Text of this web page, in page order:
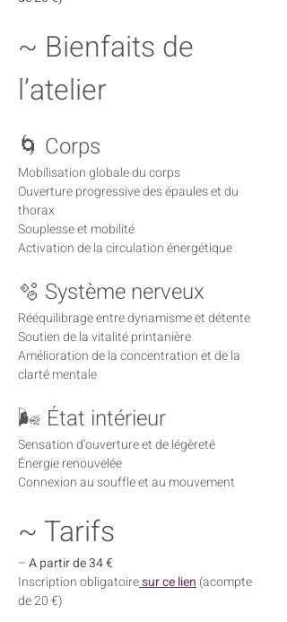
~ Bienfaits de
l’atelier
🌀 Corps
Mobilisation globale du corps
Ouverture progressive des épaules et du
thorax
Souplesse et mobilité
Activation de la circulation énergétique
🫧 Système nerveux
Rééquilibrage entre dynamisme et détente
Soutien de la vitalité printanière
Amélioration de la concentration et de la
clarté mentale
🌬 État intérieur
Sensation d’ouverture et de légèreté
Énergie renouvelée
Connexion au souffle et au mouvement
~ Tarifs
– A partir de 34 €
Inscription obligatoiresur ce lien (acompte
de 20 €)